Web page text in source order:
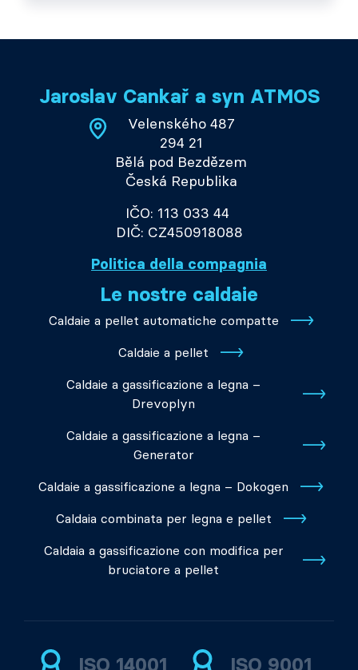
Jaroslav Cankař a syn ATMOS
Velenského 487
294 21
Bělá pod Bezdězem
Česká Republika
IČO: 113 033 44
DIČ: CZ450918088
Politica della compagnia
Le nostre caldaie
Caldaie a pellet automatiche compatte
Caldaie a pellet
Caldaie a gassificazione a legna –
Drevoplyn
Caldaie a gassificazione a legna –
Generator
Caldaie a gassificazione a legna – Dokogen
Caldaia combinata per legna e pellet
Caldaia a gassificazione con modifica per
bruciatore a pellet
ISO 14001 ISO 9001